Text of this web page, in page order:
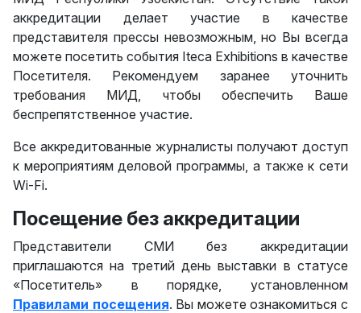
аккредитации делает участие в качестве
представителя прессы невозможным, но Вы всегда
можете посетить события Iteca Exhibitions в качестве
Посетителя. Рекомендуем заранее уточнить
требования МИД, чтобы обеспечить Ваше
беспрепятственное участие.
Все аккредитованные журналисты получают доступ
к мероприятиям деловой программы, а также к сети
Wi-Fi.
Посещение без аккредитации
Представители СМИ без аккредитации
приглашаются на третий день выставки в статусе
«Посетитель» в порядке, установленном
Правилами посещения. Вы можете ознакомиться с